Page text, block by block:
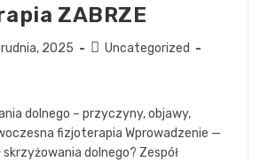
ZABRZE
2025
Uncategorized
dolnego – przyczyny, objawy,
fizjoterapia Wprowadzenie —
dolnego? Zespół